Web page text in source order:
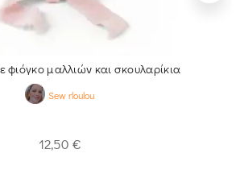
μαλλιών και σκουλαρίκια
Sew rloulou
12,50 €